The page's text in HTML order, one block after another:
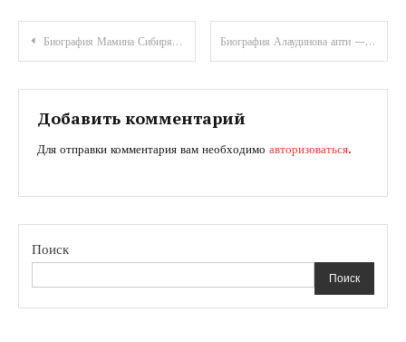
Навигация
по
записям
Биография Мамина Сибиряка — история и достижения великого писателя Биография Алаудинова апти — от детства к невероятной карьере без пределов образования!
Добавить комментарий
Для отправки комментария вам необходимо авторизоваться.
Поиск
Поиск